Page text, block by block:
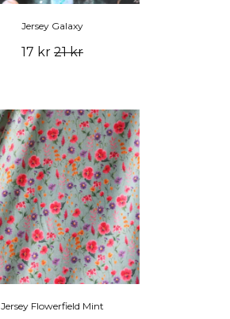
Jersey Galaxy
17 kr 21 kr
Jersey Flowerfield Mint